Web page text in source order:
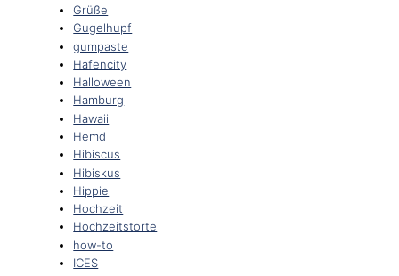
Grüße
Gugelhupf
gumpaste
Hafencity
Halloween
Hamburg
Hawaii
Hemd
Hibiscus
Hibiskus
Hippie
Hochzeit
Hochzeitstorte
how-to
ICES